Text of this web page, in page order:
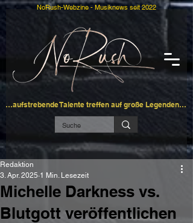
…aufstrebende Talente treffen auf große Legenden…
NoRush-Webzine - Musiknews seit 2022
Michelle Darkness vs.
Blutgott veröffentlichen
Redaktion
3. Apr. 2025 1 Min. Lesezeit